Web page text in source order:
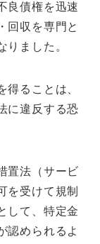
良債権を迅速
回収を専門と
りました。
得ることは、
に違反する恐
置法（サービ
を受けて規制
して、特定金
認められるよ